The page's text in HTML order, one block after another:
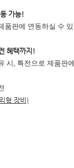
가능!
품판에 연동하실 수
혜택까지!
시, 특전으로 제품판
형 장비)